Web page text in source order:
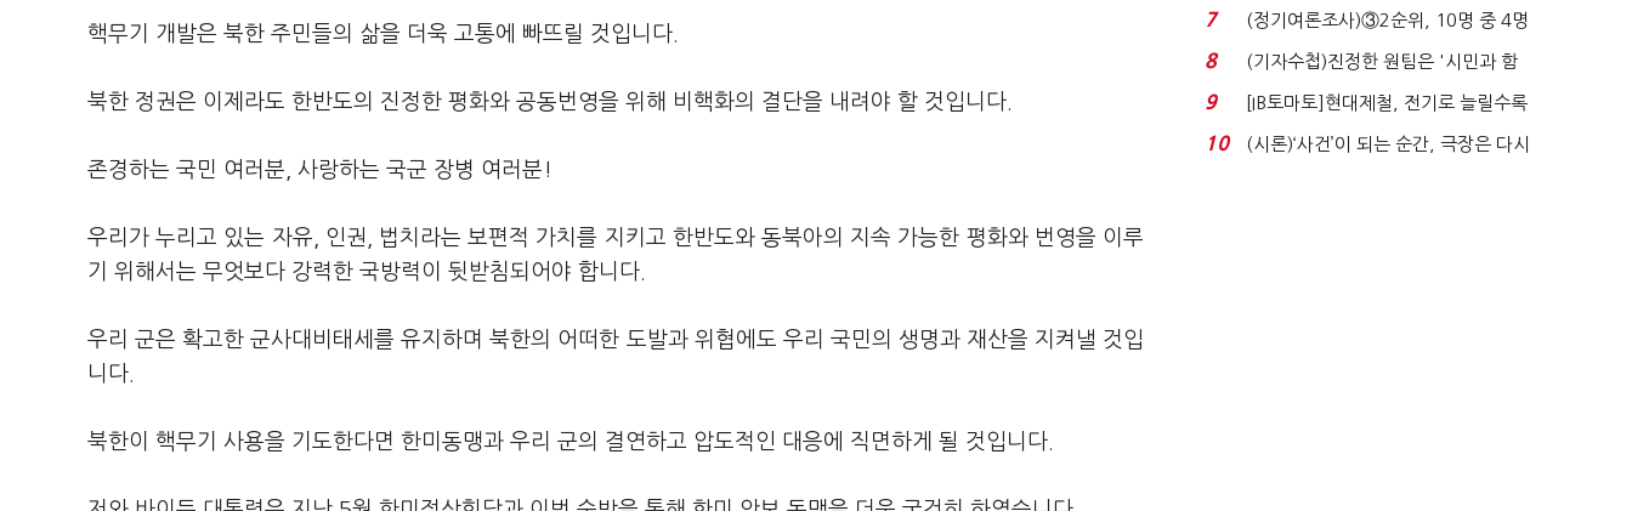
핵무기 개발은 북한 주민들의 삶을 더욱 고통에 빠뜨릴 것입니다.
북한 정권은 이제라도 한반도의 진정한 평화와 공동번영을 위해 비핵화의 결단을 내려야 할 것입니다.
존경하는 국민 여러분, 사랑하는 국군 장병 여러분!
우리가 누리고 있는 자유, 인권, 법치라는 보편적 가치를 지키고 한반도와 동북아의 지속 가능한 평화와 번영을 이루
기 위해서는 무엇보다 강력한 국방력이 뒷받침되어야 합니다.
우리 군은 확고한 군사대비태세를 유지하며 북한의 어떠한 도발과 위협에도 우리 국민의 생명과 재산을 지켜낼 것입
니다.
북한이 핵무기 사용을 기도한다면 한미동맹과 우리 군의 결연하고 압도적인 대응에 직면하게 될 것입니다.
독)"마약은 전염병…여성...
7
(정기여론조사)③2순위, 10명 중 4명
'송영길'…정청래 '한 ...
8
(기자수첩)진정한 원팀은 '시민과 함
께'일 때 완성...
9
[IB토마토]현대제철, 전기로 늘릴수록
전기료 부담…저...
10
(시론)‘사건’이 되는 순간, 극장은 다시